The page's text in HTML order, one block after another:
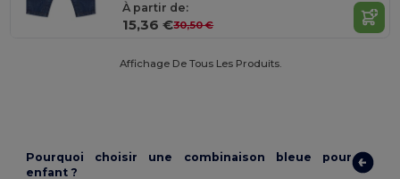
À partir de:
15,36 €30,50 €
Affichage De Tous Les Produits.
Pourquoi choisir une combinaison bleue pour
enfant ?